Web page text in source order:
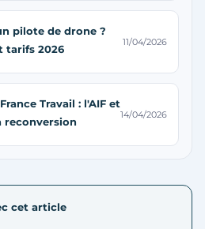
pilote de drone ?
tarifs 2026
11/04/2026
Travail : l'AIF et
reconversion
14/04/2026
cet article